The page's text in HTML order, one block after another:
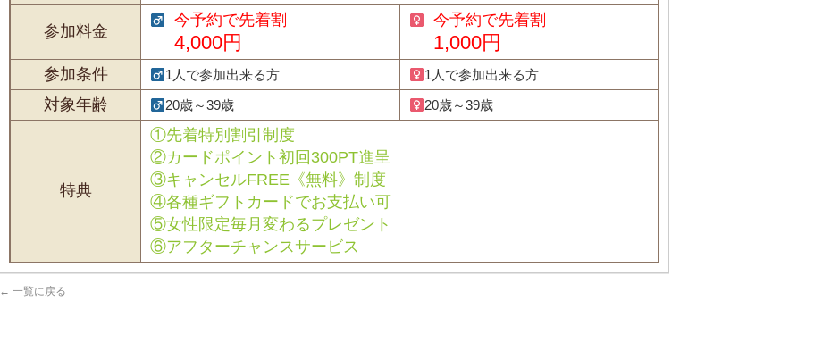
参加料金
今予約で先着割
4,000円
今予約で先着割
1,000円
参加条件 1人で参加出来る方 1人で参加出来る方
対象年齢 20歳～39歳 20歳～39歳
特典
①先着特別割引制度
②カードポイント初回300PT進呈
③キャンセルFREE《無料》制度
④各種ギフトカードでお支払い可
⑤女性限定毎月変わるプレゼント
⑥アフターチャンスサービス
← 一覧に戻る